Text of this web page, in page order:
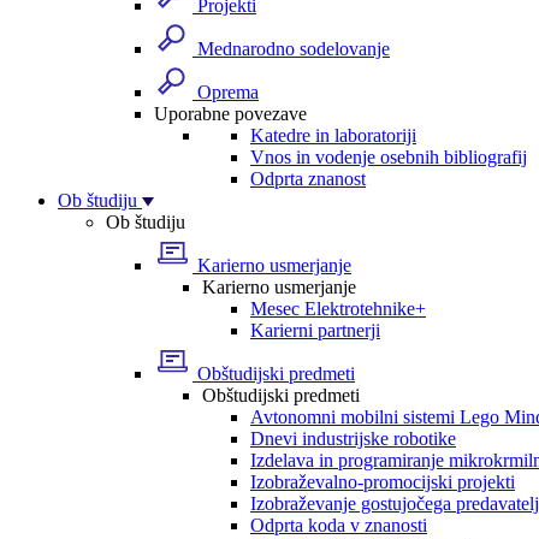
Projekti
Mednarodno sodelovanje
Oprema
Uporabne povezave
Katedre in laboratoriji
Vnos in vodenje osebnih bibliografij
Odprta znanost
Ob študiju
Ob študiju
Karierno usmerjanje
Karierno usmerjanje
Mesec Elektrotehnike+
Karierni partnerji
Obštudijski predmeti
Obštudijski predmeti
Avtonomni mobilni sistemi Lego
Dnevi industrijske robotike
Izdelava in programiranje
Izobraževalno-promocijski projekti
Izobraževanje gostujočega
Odprta koda v znanosti